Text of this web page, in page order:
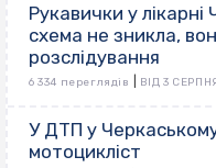
Рукавички у
схема не зникла,
розслідування
6 334 переглядів ВІД 3
У ДТП у
мотоцикліст